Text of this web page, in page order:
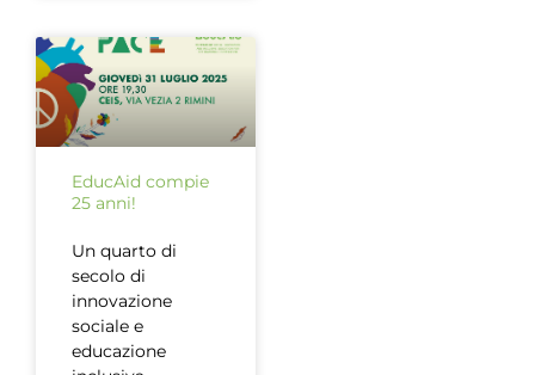
EducAid compie
25 anni!
Un quarto di
secolo di
innovazione
sociale e
educazione